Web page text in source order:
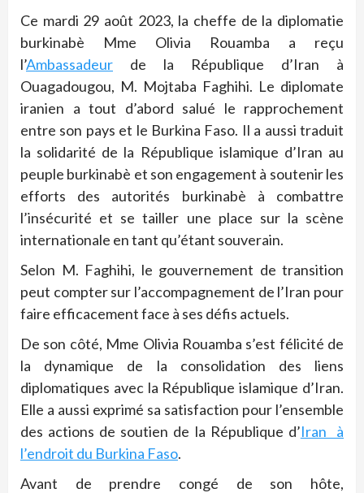
Ce mardi 29 août 2023, la cheffe de la diplomatie
burkinabè Mme Olivia Rouamba a reçu
l’Ambassadeur de la République d’Iran à
Ouagadougou, M. Mojtaba Faghihi. Le diplomate
iranien a tout d’abord salué le rapprochement
entre son pays et le Burkina Faso. Il a aussi traduit
la solidarité de la République islamique d’Iran au
peuple burkinabè et son engagement à soutenir les
efforts des autorités burkinabè à combattre
l’insécurité et se tailler une place sur la scène
internationale en tant qu’étant souverain.
Selon M. Faghihi, le gouvernement de transition
peut compter sur l’accompagnement de l’Iran pour
faire efficacement face à ses défis actuels.
De son côté, Mme Olivia Rouamba s’est félicité de
la dynamique de la consolidation des liens
diplomatiques avec la République islamique d’Iran.
Elle a aussi exprimé sa satisfaction pour l’ensemble
des actions de soutien de la République d’Iran à
l’endroit du Burkina Faso.
Avant de prendre congé de son hôte,